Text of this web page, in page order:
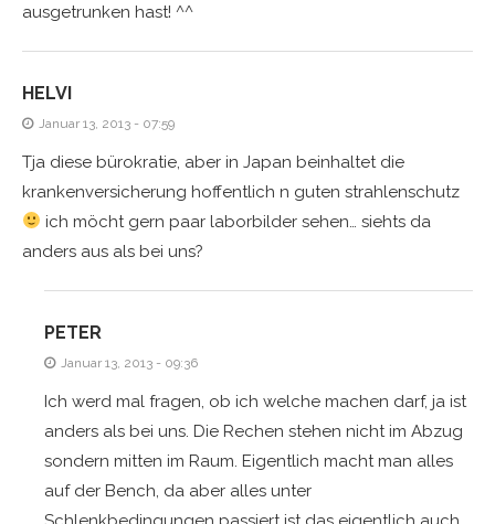
ausgetrunken hast! ^^
HELVI
Januar 13, 2013 - 07:59
Tja diese bürokratie, aber in Japan beinhaltet die
krankenversicherung hoffentlich n guten strahlenschutz
ich möcht gern paar laborbilder sehen… siehts da
anders aus als bei uns?
PETER
Januar 13, 2013 - 09:36
Ich werd mal fragen, ob ich welche machen darf, ja ist
anders als bei uns. Die Rechen stehen nicht im Abzug
sondern mitten im Raum. Eigentlich macht man alles
auf der Bench, da aber alles unter